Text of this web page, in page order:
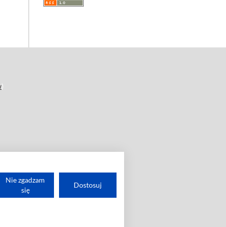
Nie zgadzam
się
Dostosuj
)